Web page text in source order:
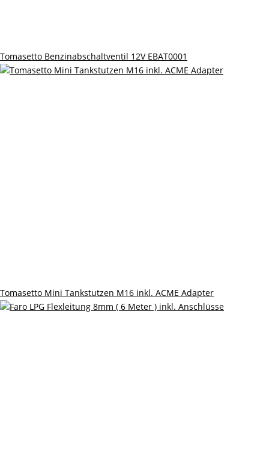
Tomasetto Benzinabschaltventil 12V EBAT0001
Tomasetto Mini Tankstutzen M16 inkl. ACME Adapter